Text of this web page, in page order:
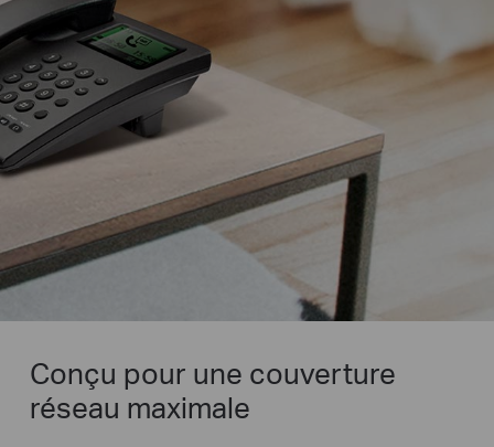
Conçu pour une couverture
réseau maximale